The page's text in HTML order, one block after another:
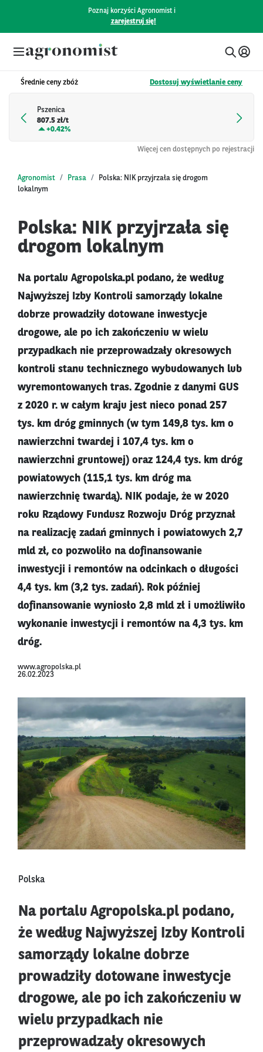
Poznaj korzyści Agronomist i
zarejestruj się!
Średnie ceny zbóż Dostosuj wyświetlanie ceny
Pszenica
807.5 zł/t
+0.42%
Więcej cen dostępnych po rejestracji
Agronomist Prasa
Polska: NIK przyjrzała się drogom
lokalnym
Polska: NIK przyjrzała się
drogom lokalnym
Na portalu Agropolska.pl podano, że według
Najwyższej Izby Kontroli samorządy lokalne
dobrze prowadziły dotowane inwestycje
drogowe, ale po ich zakończeniu w wielu
przypadkach nie przeprowadzały okresowych
kontroli stanu technicznego wybudowanych lub
wyremontowanych tras. Zgodnie z danymi GUS
z 2020 r. w całym kraju jest nieco ponad 257
tys. km dróg gminnych (w tym 149,8 tys. km o
nawierzchni twardej i 107,4 tys. km o
nawierzchni gruntowej) oraz 124,4 tys. km dróg
powiatowych (115,1 tys. km dróg ma
nawierzchnię twardą). NIK podaje, że w 2020
roku Rządowy Fundusz Rozwoju Dróg przyznał
na realizację zadań gminnych i powiatowych 2,7
mld zł, co pozwoliło na dofinansowanie
inwestycji i remontów na odcinkach o długości
4,4 tys. km (3,2 tys. zadań). Rok później
dofinansowanie wyniosło 2,8 mld zł i umożliwiło
wykonanie inwestycji i remontów na 4,3 tys. km
dróg.
www.agropolska.pl
26.02.2023
Polska
Na portalu Agropolska.pl podano,
że według Najwyższej Izby Kontroli
samorządy lokalne dobrze
prowadziły dotowane inwestycje
drogowe, ale po ich zakończeniu w
wielu przypadkach nie
przeprowadzały okresowych